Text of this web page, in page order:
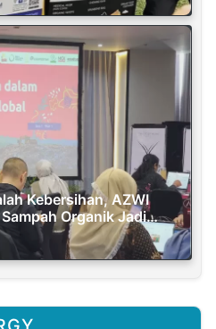
Kebersihan, AZWI
Organik Jadi